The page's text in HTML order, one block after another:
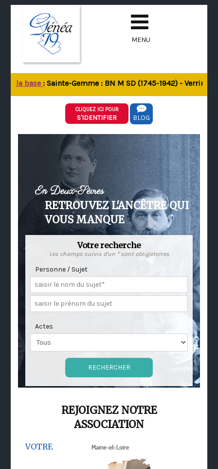
MENU
la base: Sainte-Gemme : BN M SD (1745-1942) - Verrines-
CLIQUEZ ICI POUR
S'IDENTIFIER BLOG
En Deux-Sèvres
RETROUVEZ L'ANCÊTRE QUI
VOUS MANQUE
Votre recherche
Les champs suivis d'un * sont obligatoires
Personne / Sujet
Actes
REJOIGNEZ NOTRE
ASSOCIATION
VOTRE